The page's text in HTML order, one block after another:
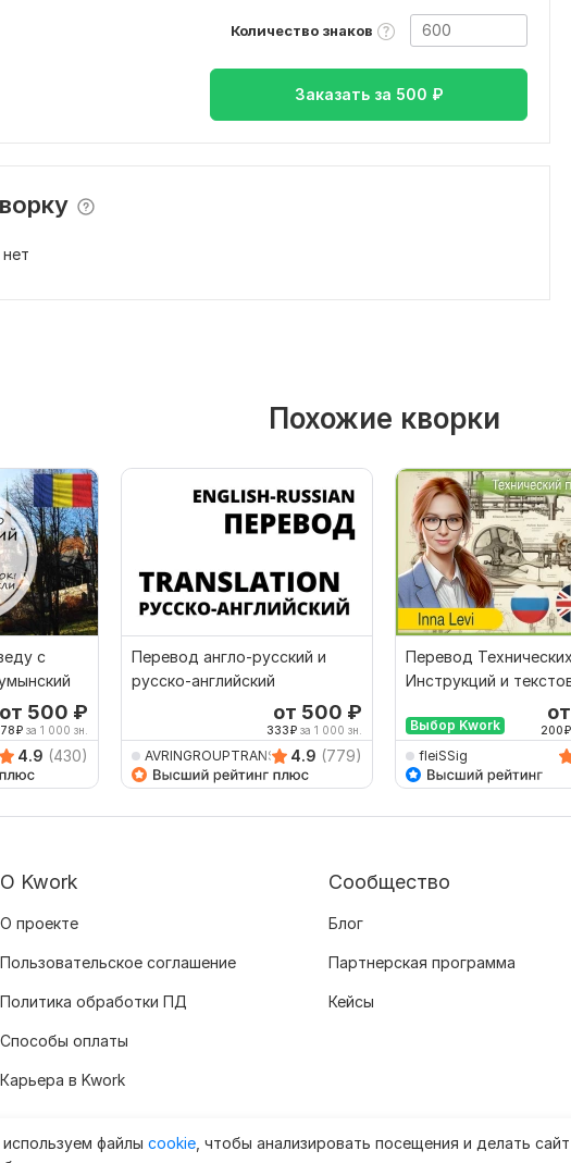
Количество знаков
Заказать за 500 ₽
Похожие кворки
с
от 500 ₽
₽ за 1 000 зн.
4.9 (430)
Перевод англо-русский и
русско-английский
от 500 ₽
333₽ за 1 000 зн.
AVRINGROUPTRANSLATIO
4.9 (779)
Перевод Технических
Инструкций и
Английского на
Выбор Kwork 200₽
fleiSSig
файлы cookie , чтобы анализировать посещения и делать сайт
О Kwork
О проекте
Пользовательское соглашение
Политика обработки ПД
Способы оплаты
Карьера в Kwork
Сообщество
Блог
Партнерская программа
Кейсы